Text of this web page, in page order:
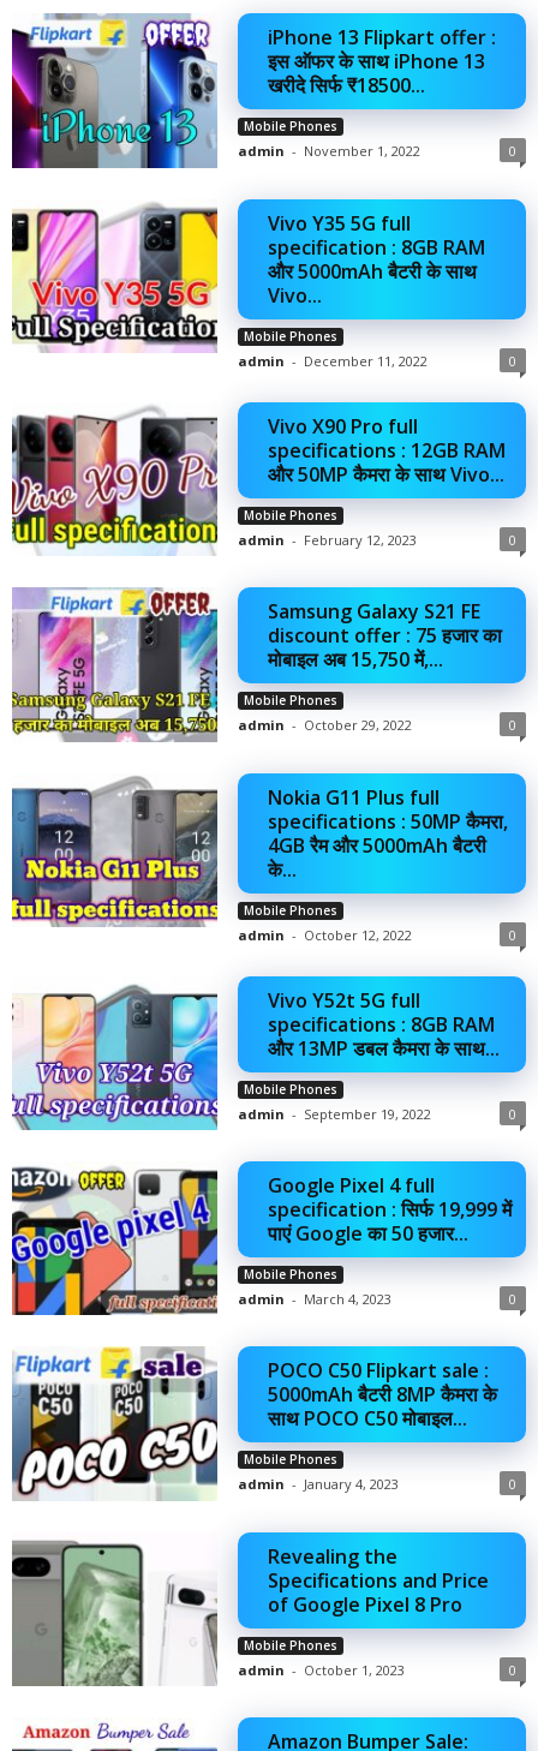
iPhone 13 Flipkart offer :
इस ऑफर के साथ iPhone 13
खरीदे सिर्फ ₹18500...
Mobile Phones
admin - November 1, 2022 0
Vivo Y35 5G full
specification : 8GB RAM
और 5000mAh बैटरी के साथ
Vivo...
Mobile Phones
admin - December 11, 2022 0
Vivo X90 Pro full
specifications : 12GB RAM
और 50MP कैमरा के साथ Vivo...
Mobile Phones
admin - February 12, 2023 0
Samsung Galaxy S21 FE
discount offer : 75 हजार का
मोबाइल अब 15,750 में,...
Mobile Phones
admin - October 29, 2022 0
Nokia G11 Plus full
specifications : 50MP कैमरा,
4GB रैम और 5000mAh बैटरी
के...
Mobile Phones
admin - October 12, 2022 0
Vivo Y52t 5G full
specifications : 8GB RAM
और 13MP डबल कैमरा के साथ...
Mobile Phones
admin - September 19, 2022 0
Google Pixel 4 full
specification : सिर्फ 19,999 में
पाएं Google का 50 हजार...
Mobile Phones
admin - March 4, 2023 0
POCO C50 Flipkart sale :
5000mAh बैटरी 8MP कैमरा के
साथ POCO C50 मोबाइल...
Mobile Phones
admin - January 4, 2023 0
Revealing the
Specifications and Price
of Google Pixel 8 Pro
Mobile Phones
admin - October 1, 2023 0
Amazon Bumper Sale: